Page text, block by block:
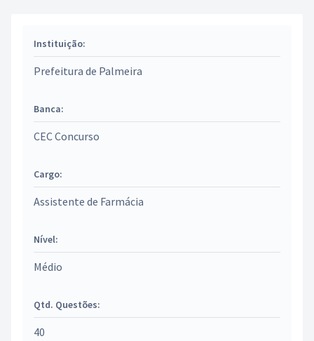
Instituição:
Prefeitura de Palmeira
Banca:
CEC Concurso
Cargo:
Assistente de Farmácia
Nível:
Médio
Qtd. Questões:
40